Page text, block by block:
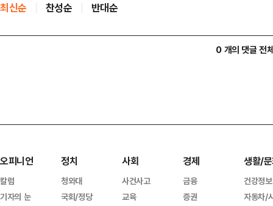
최신순 찬성순 반대순
0 개의 댓글 전
오피니언
칼럼
기자의 눈
정치
청와대
국회/정당
사회
사건사고
교육
경제
금융
증권
생활/
건강정보
자동차/